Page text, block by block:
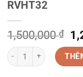
RVHT32
1,500,000₫
Rèm Vải Họa Tiết 2 Lớp